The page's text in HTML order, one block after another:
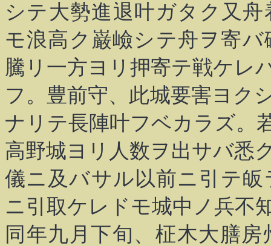
シテ大勢進退叶ガタク又
モ浪高ク巌嶮シテ舟ヲ寄
騰リ一方ヨリ押寄テ戦ケレ
フ。豊前守、此城要害ヨク
ナリテ長陣叶フベカラズ。
高野城ヨリ人数ヲ出サバ悉
儀ニ及バサル以前ニ引テ
ニ引取ケレドモ城中ノ兵不
同年九月下旬、柾木大膳